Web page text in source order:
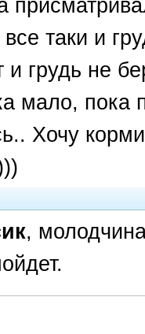
все таки и
и грудь не
мало, пока
Хочу
,